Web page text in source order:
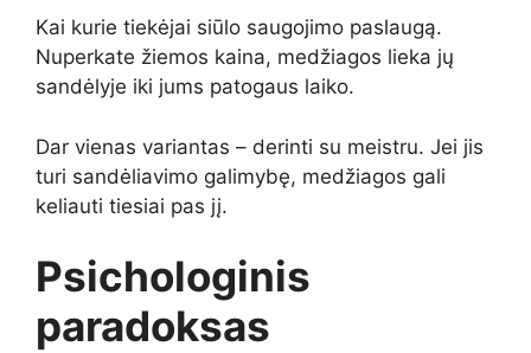
Kai kurie tiekėjai siūlo saugojimo paslaugą.
Nuperkate žiemos kaina, medžiagos lieka jų
sandėlyje iki jums patogaus laiko.
Dar vienas variantas – derinti su meistru. Jei jis
turi sandėliavimo galimybę, medžiagos gali
keliauti tiesiai pas jį.
Psichologinis
paradoksas